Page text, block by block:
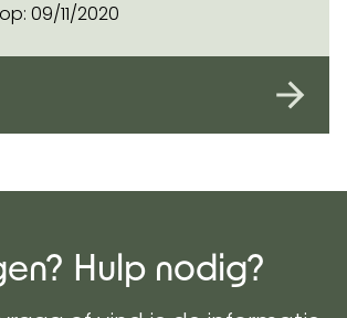
09/11/2020
Hulp nodig?